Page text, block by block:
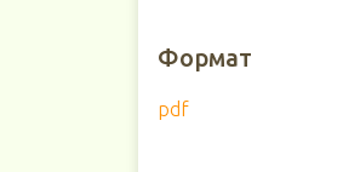
Формат
pdf